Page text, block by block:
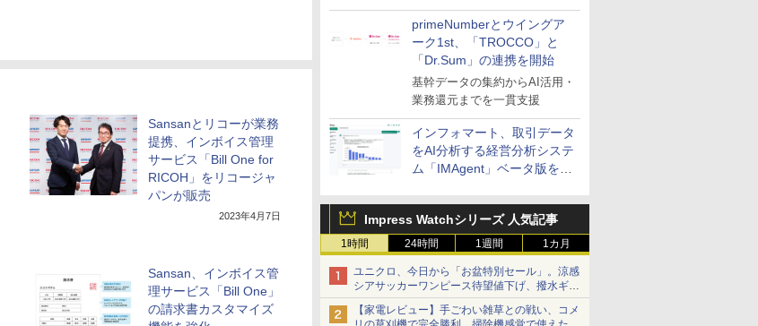
整を効率化
primeNumberとウイングア
ーク1st、「TROCCO」と
「Dr.Sum」の連携を開始
基幹データの集約からAI活用・
業務還元までを一貫支援
インフォマート、取引データ
をAI分析する経営分析システ
ム「IMAgent」ベータ版を提
Impress Watchシリーズ 人気記事
1時間 24時間 1週間 1カ月
ユニクロ、今日から「お盆特別セール」。涼感
シアサッカーワンピース待望値下げ、撥水ギア
ショーツは1990円に
【家電レビュー】手ごわい雑草との戦い、コメ
Sansanとリコーが業務
提携、インボイス管理
サービス「Bill One for
RICOH」をリコージャ
パンが販売
2023年4月7日
Sansan、インボイス管
理サービス「Bill One」
の請求書カスタマイズ